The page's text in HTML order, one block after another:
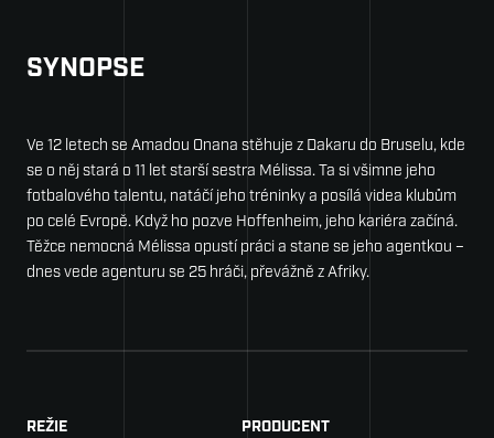
SYNOPSE
Ve 12 letech se Amadou Onana stěhuje z Dakaru do Bruselu, kde
se o něj stará o 11 let starší sestra Mélissa. Ta si všimne jeho
fotbalového talentu, natáčí jeho tréninky a posílá videa klubům
po celé Evropě. Když ho pozve Hoffenheim, jeho kariéra začíná.
Těžce nemocná Mélissa opustí práci a stane se jeho agentkou –
dnes vede agenturu se 25 hráči, převážně z Afriky.
REŽIE PRODUCENT